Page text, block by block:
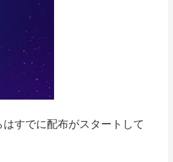
すでに配布がスタートして